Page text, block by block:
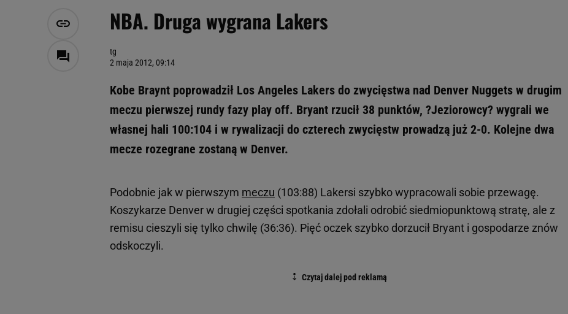
NBA. Druga wygrana Lakers
tg
2 maja 2012, 09:14
Kobe Braynt poprowadził Los Angeles Lakers do zwycięstwa nad Denver Nuggets w drugim
meczu pierwszej rundy fazy play off. Bryant rzucił 38 punktów, ?Jeziorowcy? wygrali we
własnej hali 100:104 i w rywalizacji do czterech zwycięstw prowadzą już 2-0. Kolejne dwa
mecze rozegrane zostaną w Denver.
Podobnie jak w pierwszym meczu (103:88) Lakersi szybko wypracowali sobie przewagę.
Koszykarze Denver w drugiej części spotkania zdołali odrobić siedmiopunktową stratę, ale z
remisu cieszyli się tylko chwilę (36:36). Pięć oczek szybko dorzucił Bryant i gospodarze znów
odskoczyli.
My, nasi Zaufani Partnerzy i Agora S.A. możemy przetwarzać dane osobowe w następujących celach:
Użycie dokładnych danych geolokalizacyjnych. Aktywne skanowanie charakterystyki urządzenia do